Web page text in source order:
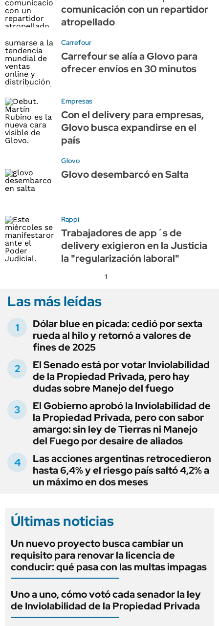
comunicación con un repartidor
atropellado
Carrefour
Carrefour se alía a Glovo para
ofrecer envíos en 30 minutos
Empresas
Con el delivery para empresas,
Glovo busca expandirse en el
país
Glovo
Glovo desembarcó en Salta
Rappi
Trabajadores de app´s de
delivery exigieron en la Justicia
la "regularización laboral"
1
Las más leídas
Dólar blue en picada: cedió por sexta
rueda al hilo y retornó a valores de
fines de 2025
El Senado está por votar Inviolabilidad
de la Propiedad Privada, pero hay
dudas sobre Manejo del fuego
El Gobierno aprobó la Inviolabilidad de
la Propiedad Privada, pero con sabor
amargo: sin ley de Tierras ni Manejo
del Fuego por desaire de aliados
Las acciones argentinas retrocedieron
hasta 6,4% y el riesgo país saltó 4,2% a
un máximo en dos meses
Últimas noticias
Un nuevo proyecto busca cambiar un
requisito para renovar la licencia de
conducir: qué pasa con las multas impagas
Uno a uno, cómo votó cada senador la ley
de Inviolabilidad de la Propiedad Privada